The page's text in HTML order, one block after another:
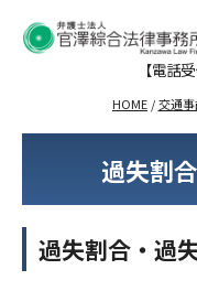
【電話
HOME / 交通
過失割
過失割合・過